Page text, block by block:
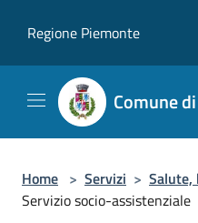
Regione Piemonte
Comune
Home > Servizi > Salute,
Servizio socio-assistenziale